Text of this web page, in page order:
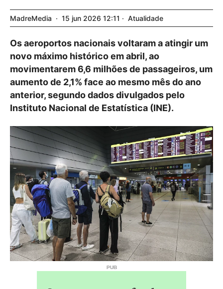
MadreMedia 15 jun 2026 12:11 Atualidade
Os aeroportos nacionais voltaram a atingir um
novo máximo histórico em abril, ao
movimentarem 6,6 milhões de passageiros, um
aumento de 2,1% face ao mesmo mês do ano
anterior, segundo dados divulgados pelo
Instituto Nacional de Estatística (INE).